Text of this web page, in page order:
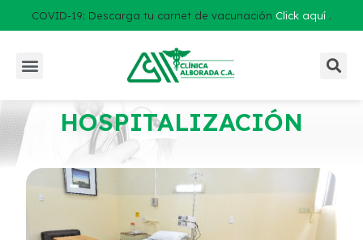
COVID-19: Descarga tu carnet de vacunación Click aquí .
HOSPITALIZACIÓN